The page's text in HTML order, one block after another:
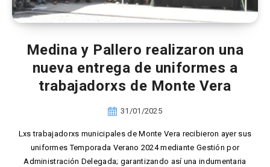
Medina y Pallero realizaron una
nueva entrega de uniformes a
trabajadorxs de Monte Vera
31/01/2025
Lxs trabajadorxs municipales de Monte Vera recibieron ayer sus
uniformes Temporada Verano 2024 mediante Gestión por
Administración Delegada; garantizando así una indumentaria